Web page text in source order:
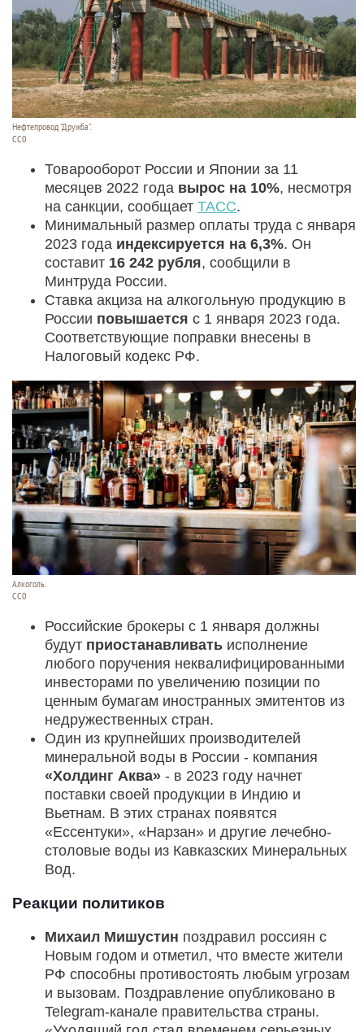
Нефтепровод "Дружба".
СС0
Товарооборот России и Японии за 11
месяцев 2022 года вырос на 10%, несмотря
на санкции, сообщает ТАСС.
Минимальный размер оплаты труда с января
2023 года индексируется на 6,3%. Он
составит 16 242 рубля, сообщили в
Минтруда России.
Ставка акциза на алкогольную продукцию в
России повышается с 1 января 2023 года.
Соответствующие поправки внесены в
Налоговый кодекс РФ.
Алкоголь.
CC0
Российские брокеры с 1 января должны
будут приостанавливать исполнение
любого поручения неквалифицированными
инвесторами по увеличению позиции по
ценным бумагам иностранных эмитентов из
недружественных стран.
Один из крупнейших производителей
минеральной воды в России - компания
«Холдинг Аква» - в 2023 году начнет
поставки своей продукции в Индию и
Вьетнам. В этих странах появятся
«Ессентуки», «Нарзан» и другие лечебно-
столовые воды из Кавказских Минеральных
Вод.
Реакции политиков
Михаил Мишустин поздравил россиян с
Новым годом и отметил, что вместе жители
РФ способны противостоять любым угрозам
и вызовам. Поздравление опубликовано в
Telegram-канале правительства страны.